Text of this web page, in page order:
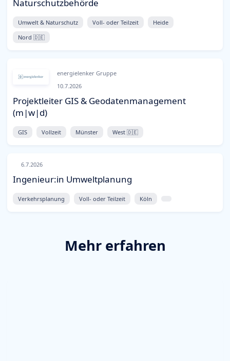
Naturschutzbehörde
Umwelt & Naturschutz Voll- oder Teilzeit
Heide
Nord 🇩🇪
energielenker Gruppe
10.7.2026
Projektleiter GIS & Geodatenmanagement
(m|w|d)
GIS Vollzeit Münster West 🇩🇪
6.7.2026
Ingenieur:in Umweltplanung
Verkehrsplanung Voll- oder Teilzeit Köln
Mehr erfahren